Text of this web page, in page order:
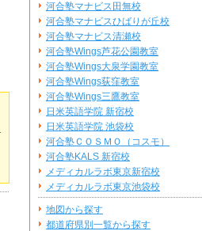
河合塾マナビス田無校
河合塾マナビスひばりが丘校
河合塾マナビス清瀬校
河合塾Wings芦花公園教室
河合塾Wings大泉学園教室
河合塾Wings荻窪教室
河合塾Wings三鷹教室
日米英語学院 新宿校
日米英語学院 池袋校
河合塾ＣＯＳＭＯ（コスモ）
河合塾KALS 新宿校
メディカルラボ東京新宿校
メディカルラボ東京池袋校
地図から探す
都道府県別一覧から探す